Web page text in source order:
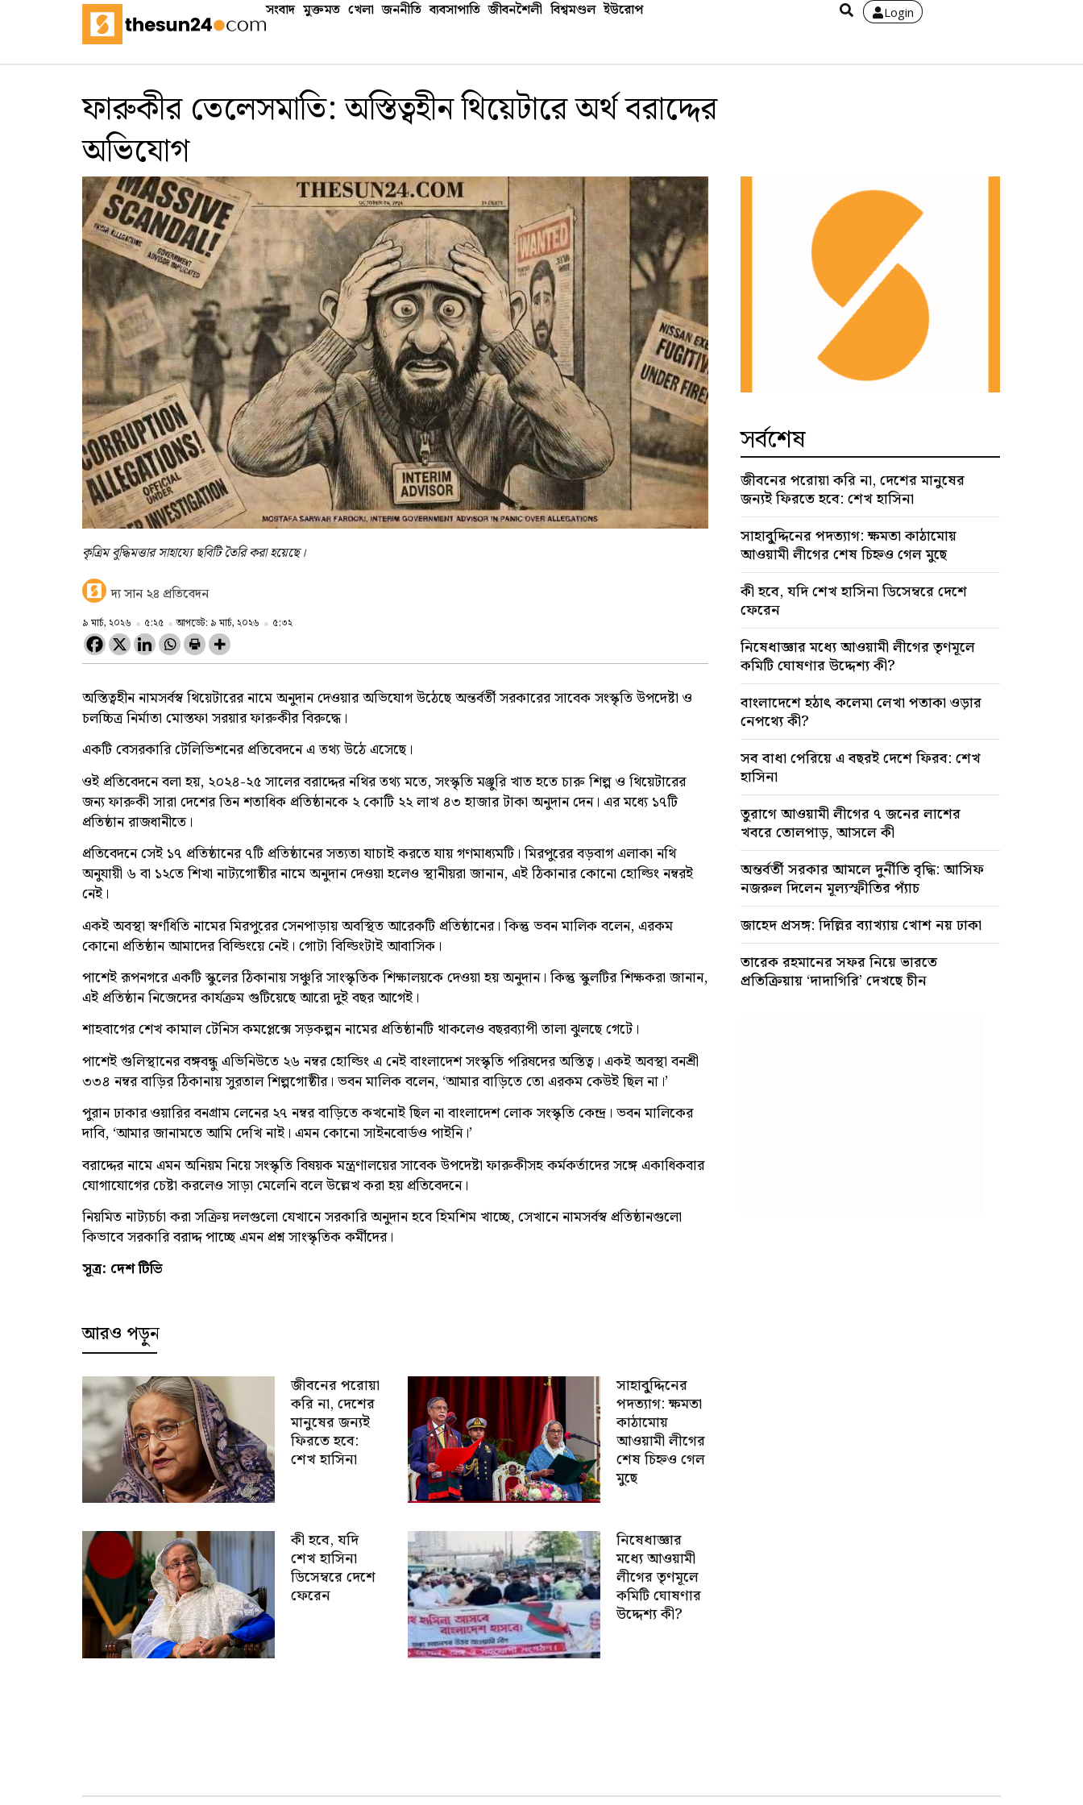
সংবাদ মুক্তমত খেলা জননীতি ব্যবসাপাতি জীবনশৈলী বিশ্বমণ্ডল ইউরোপ Login
ফারুকীর তেলেসমাতি: অস্তিত্বহীন থিয়েটারে অর্থ বরাদ্দের
অভিযোগ
কৃত্রিম বুদ্ধিমত্তার সাহায্যে ছবিটি তৈরি করা হয়েছে।
দ্য সান ২৪ প্রতিবেদন
৯ মার্চ, ২০২৬ ৫:২৫ আপডেট: ৯ মার্চ, ২০২৬ ৫:৩২
অস্তিত্বহীন নামসর্বস্ব থিয়েটারের নামে অনুদান দেওয়ার অভিযোগ উঠেছে অন্তর্বর্তী সরকারের সাবেক সংস্কৃতি উপদেষ্টা ও
চলচ্চিত্র নির্মাতা মোস্তফা সরয়ার ফারুকীর বিরুদ্ধে।
একটি বেসরকারি টেলিভিশনের প্রতিবেদনে এ তথ্য উঠে এসেছে।
ওই প্রতিবেদনে বলা হয়, ২০২৪-২৫ সালের বরাদ্দের নথির তথ্য মতে, সংস্কৃতি মঞ্জুরি খাত হতে চারু শিল্প ও থিয়েটারের
জন্য ফারুকী সারা দেশের তিন শতাধিক প্রতিষ্ঠানকে ২ কোটি ২২ লাখ ৪৩ হাজার টাকা অনুদান দেন। এর মধ্যে ১৭টি
প্রতিষ্ঠান রাজধানীতে।
প্রতিবেদনে সেই ১৭ প্রতিষ্ঠানের ৭টি প্রতিষ্ঠানের সত্যতা যাচাই করতে যায় গণমাধ্যমটি। মিরপুরের বড়বাগ এলাকা নথি
অনুযায়ী ৬ বা ১২তে শিখা নাট্যগোষ্ঠীর নামে অনুদান দেওয়া হলেও স্থানীয়রা জানান, এই ঠিকানার কোনো হোল্ডিং নম্বরই
নেই।
একই অবস্থা স্বর্ণধিতি নামের মিরপুরের সেনপাড়ায় অবস্থিত আরেকটি প্রতিষ্ঠানের। কিন্তু ভবন মালিক বলেন, এরকম
কোনো প্রতিষ্ঠান আমাদের বিল্ডিংয়ে নেই। গোটা বিল্ডিংটাই আবাসিক।
পাশেই রূপনগরে একটি স্কুলের ঠিকানায় সঞ্চুরি সাংস্কৃতিক শিক্ষালয়কে দেওয়া হয় অনুদান। কিন্তু স্কুলটির শিক্ষকরা জানান,
এই প্রতিষ্ঠান নিজেদের কার্যক্রম গুটিয়েছে আরো দুই বছর আগেই।
শাহবাগের শেখ কামাল টেনিস কমপ্লেক্সে সড়কল্পন নামের প্রতিষ্ঠানটি থাকলেও বছরব্যাপী তালা ঝুলছে গেটে।
পাশেই গুলিস্থানের বঙ্গবন্ধু এভিনিউতে ২৬ নম্বর হোল্ডিং এ নেই বাংলাদেশ সংস্কৃতি পরিষদের অস্তিত্ব। একই অবস্থা বনশ্রী
৩৩৪ নম্বর বাড়ির ঠিকানায় সুরতাল শিল্পগোষ্ঠীর। ভবন মালিক বলেন, ‘আমার বাড়িতে তো এরকম কেউই ছিল না।’
পুরান ঢাকার ওয়ারির বনগ্রাম লেনের ২৭ নম্বর বাড়িতে কখনোই ছিল না বাংলাদেশ লোক সংস্কৃতি কেন্দ্র। ভবন মালিকের
দাবি, ‘আমার জানামতে আমি দেখি নাই। এমন কোনো সাইনবোর্ডও পাইনি।’
বরাদ্দের নামে এমন অনিয়ম নিয়ে সংস্কৃতি বিষয়ক মন্ত্রণালয়ের সাবেক উপদেষ্টা ফারুকীসহ কর্মকর্তাদের সঙ্গে একাধিকবার
যোগাযোগের চেষ্টা করলেও সাড়া মেলেনি বলে উল্লেখ করা হয় প্রতিবেদনে।
নিয়মিত নাট্যচর্চা করা সক্রিয় দলগুলো যেখানে সরকারি অনুদান হবে হিমশিম খাচ্ছে, সেখানে নামসর্বস্ব প্রতিষ্ঠানগুলো
কিভাবে সরকারি বরাদ্দ পাচ্ছে এমন প্রশ্ন সাংস্কৃতিক কর্মীদের।
সূত্র: দেশ টিভি
আরও পড়ুন
জীবনের পরোয়া
করি না, দেশের
মানুষের জন্যই
ফিরতে হবে:
শেখ হাসিনা
সাহাবু্দ্দিনের
পদত্যাগ: ক্ষমতা
কাঠামোয়
আওয়ামী লীগের
শেষ চিহ্নও গেল
মুছে
কী হবে, যদি
শেখ হাসিনা
ডিসেম্বরে দেশে
ফেরেন
নিষেধাজ্ঞার
মধ্যে আওয়ামী
লীগের তৃণমূলে
কমিটি ঘোষণার
উদ্দেশ্য কী?
সর্বশেষ
জীবনের পরোয়া করি না, দেশের মানুষের
জন্যই ফিরতে হবে: শেখ হাসিনা
সাহাবু্দ্দিনের পদত্যাগ: ক্ষমতা কাঠামোয়
আওয়ামী লীগের শেষ চিহ্নও গেল মুছে
কী হবে, যদি শেখ হাসিনা ডিসেম্বরে দেশে
ফেরেন
নিষেধাজ্ঞার মধ্যে আওয়ামী লীগের তৃণমূলে
কমিটি ঘোষণার উদ্দেশ্য কী?
বাংলাদেশে হঠাৎ কলেমা লেখা পতাকা ওড়ার
নেপথ্যে কী?
সব বাধা পেরিয়ে এ বছরই দেশে ফিরব: শেখ
হাসিনা
তুরাগে আওয়ামী লীগের ৭ জনের লাশের
খবরে তোলপাড়, আসলে কী
অন্তর্বর্তী সরকার আমলে দুর্নীতি বৃদ্ধি: আসিফ
নজরুল দিলেন মূল্যস্ফীতির প্যাঁচ
জাহেদ প্রসঙ্গ: দিল্লির ব্যাখ্যায় খোশ নয় ঢাকা
তারেক রহমানের সফর নিয়ে ভারতে
প্রতিক্রিয়ায় ‘দাদাগিরি’ দেখছে চীন